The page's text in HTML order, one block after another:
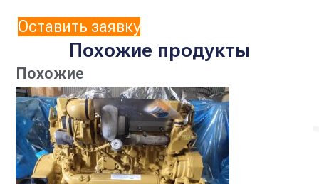
Оставить заявку
Похожие продукты
Похожие